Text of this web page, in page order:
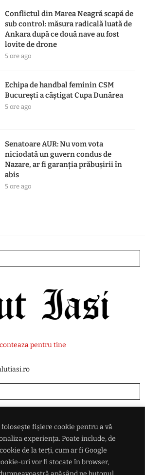
fișiere cookie pentru a vă
experiența. Poate include, de
de la terți, cum ar fi Google
uri vor fi stocate în browser,
Conflictul din Marea Neagră scapă de
sub control: măsura radicală luată de
Ankara după ce două nave au fost
lovite de drone
5 ore ago
Echipa de handbal feminin CSM
Bucureşti a câştigat Cupa Dunărea
5 ore ago
Senatoare AUR: Nu vom vota
niciodată un guvern condus de
Nazare, ar fi garanția prăbușirii în
abis
5 ore ago
pentru tine
începe goana după petrolul de sub gheață
Vučić lui Zelenski în fața întregii lumi, dar și